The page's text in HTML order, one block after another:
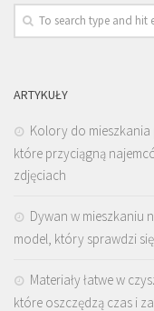
ARTYKUŁY
Kolory do
które przyciągną
zdjęciach
Dywan w mieszkaniu
model, który sprawdzi
Materiały łatwe w
które oszczędzą czas i